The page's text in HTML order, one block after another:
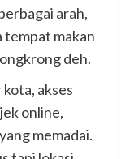
arah,
tempat makan
deh.
akses
online,
memadai.